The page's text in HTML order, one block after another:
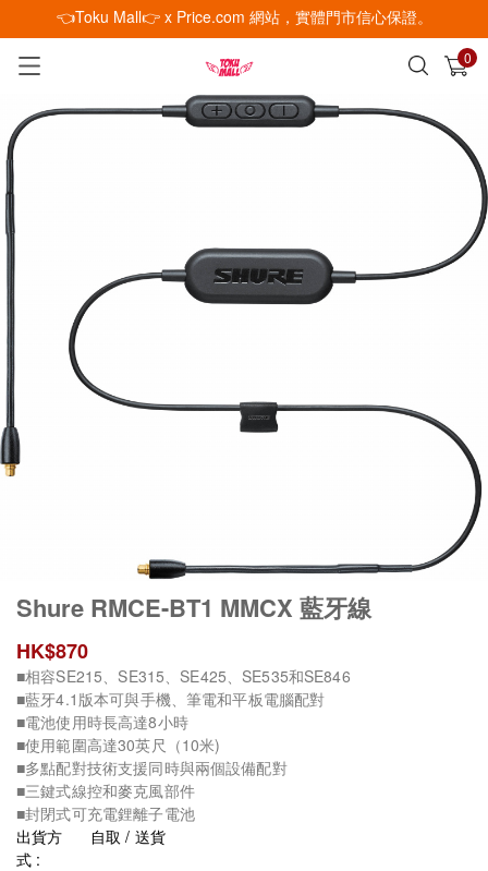
👈Toku Mall👉 x Price.com 網站，實體門市信心保證。
0
已加入購物車 查看
Shure RMCE-BT1 MMCX 藍牙線
HK$870
■相容SE215、SE315、SE425、SE535和SE846
■藍牙4.1版本可與手機、筆電和平板電腦配對
■電池使用時長高達8小時
■使用範圍高達30英尺（10米)
■多點配對技術支援同時與兩個設備配對
■三鍵式線控和麥克風部件
■封閉式可充電鋰離子電池
出貨方
式 :
自取 / 送貨